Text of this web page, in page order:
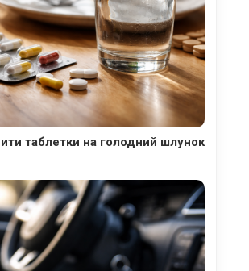
таблетки на голодний шлунок